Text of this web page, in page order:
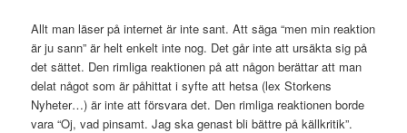
Allt man läser på internet är inte sant. Att säga “men min reaktion
är ju sann” är helt enkelt inte nog. Det går inte att ursäkta sig på
det sättet. Den rimliga reaktionen på att någon berättar att man
delat något som är påhittat i syfte att hetsa (lex Storkens
Nyheter…) är inte att försvara det. Den rimliga reaktionen borde
vara “Oj, vad pinsamt. Jag ska genast bli bättre på källkritik”.